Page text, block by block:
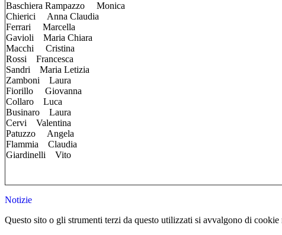
Baschiera Rampazzo Monica
Chierici Anna Claudia
Ferrari Marcella
Gavioli Maria Chiara
Macchi Cristina
Rossi Francesca
Sandri Maria Letizia
Zamboni Laura
Fiorillo Giovanna
Collaro Luca
Businaro Laura
Cervi Valentina
Patuzzo Angela
Flammia Claudia
Giardinelli Vito
Notizie
Questo sito o gli strumenti terzi da questo utilizzati si avvalgono di